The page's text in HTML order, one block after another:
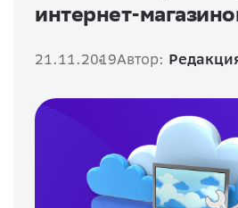
интернет-
21.11.2019Автор: